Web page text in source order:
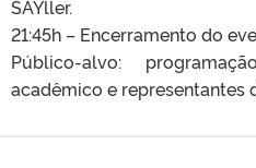
SAYller.
21:45h – Encerramento do
Público-alvo:
acadêmico e representantes